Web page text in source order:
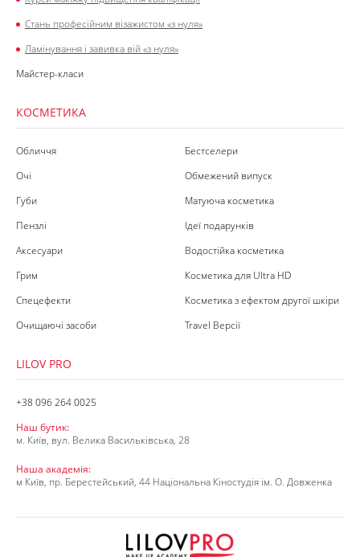
Стань професійним візажистом «з нуля»
Ламінування і завивка вій «з нуля»
Майстер-класи
КОСМЕТИКА
Обличчя
Очі
Губи
Пензлі
Аксесуари
Грим
Спецефекти
Очищаючі засоби
Бестселери
Обмежений випуск
Матуюча косметика
Ідеї подарунків
Водостійка косметика
Косметика для Ultra HD
Косметика з ефектом другої шкіри
Travel Версії
LILOV PRO
+38 096 264 0025
Наш бутик:
м. Київ, вул. Велика Васильківська, 28
Наша академія:
м Київ, пр. Берестейський, 44 Національна Кіностудія ім. О. Довженка